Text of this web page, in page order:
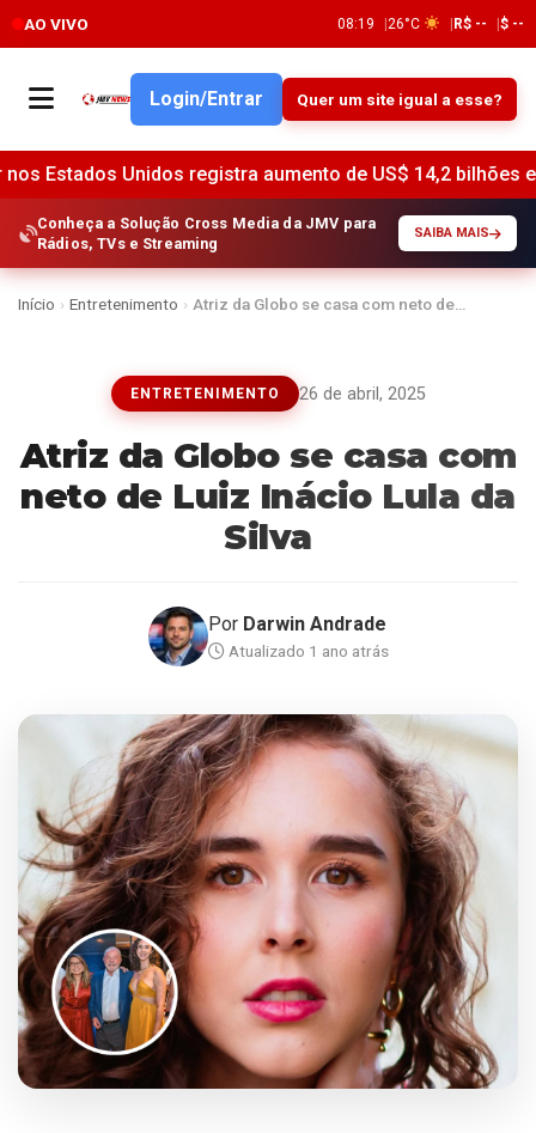
AO VIVO 08:19 26°C R$ -- $ --
Login/Entrar Quer um site igual a esse?
registra aumento de US$ 14,2 bilhões em junho,
Conheça a Solução Cross Media da JMV para
Rádios, TVs e Streaming
SAIBA MAIS
Início › Entretenimento › Atriz da Globo se casa com neto de…
ENTRETENIMENTO 26 de abril, 2025
Atriz da Globo se casa com
neto de Luiz Inácio Lula da
Silva
Por Darwin Andrade
Atualizado 1 ano atrás